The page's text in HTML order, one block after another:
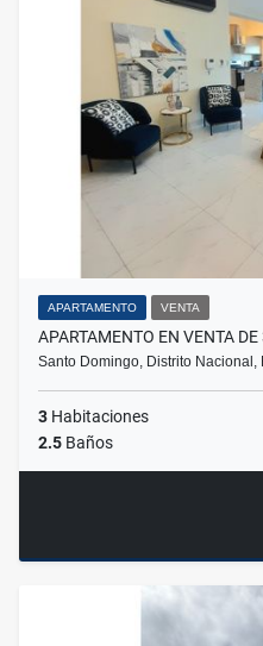
APARTAMENTO VENTA
APARTAMENTO EN VENTA
Santo Domingo, Distrito
3 Habitaciones
2.5 Baños